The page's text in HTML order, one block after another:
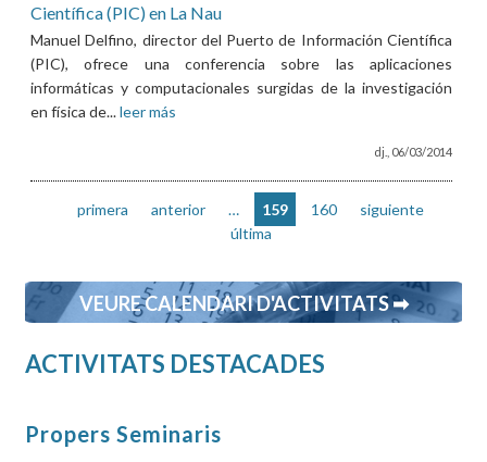
Científica (PIC) en La Nau
Manuel Delfino, director del Puerto de Información Científica
(PIC), ofrece una conferencia sobre las aplicaciones
informáticas y computacionales surgidas de la investigación
en física de...leer más
dj., 06/03/2014
primera anterior … 159 160
siguiente
última
VEURE CALENDARI D'ACTIVITATS ➡
ACTIVITATS DESTACADES
Propers Seminaris